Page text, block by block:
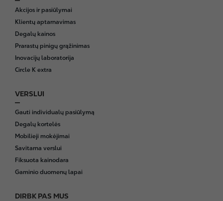
o
o
t
e
r
Akcijos ir pasiūlymai
Klientų aptarnavimas
Degalų kainos
Prarastų pinigų grąžinimas
Inovacijų laboratorija
Circle K extra
VERSLUI
Gauti individualų pasiūlymą
Degalų kortelės
Mobilieji mokėjimai
Savitarna verslui
Fiksuota kainodara
Gaminio duomenų lapai
DIRBK PAS MUS